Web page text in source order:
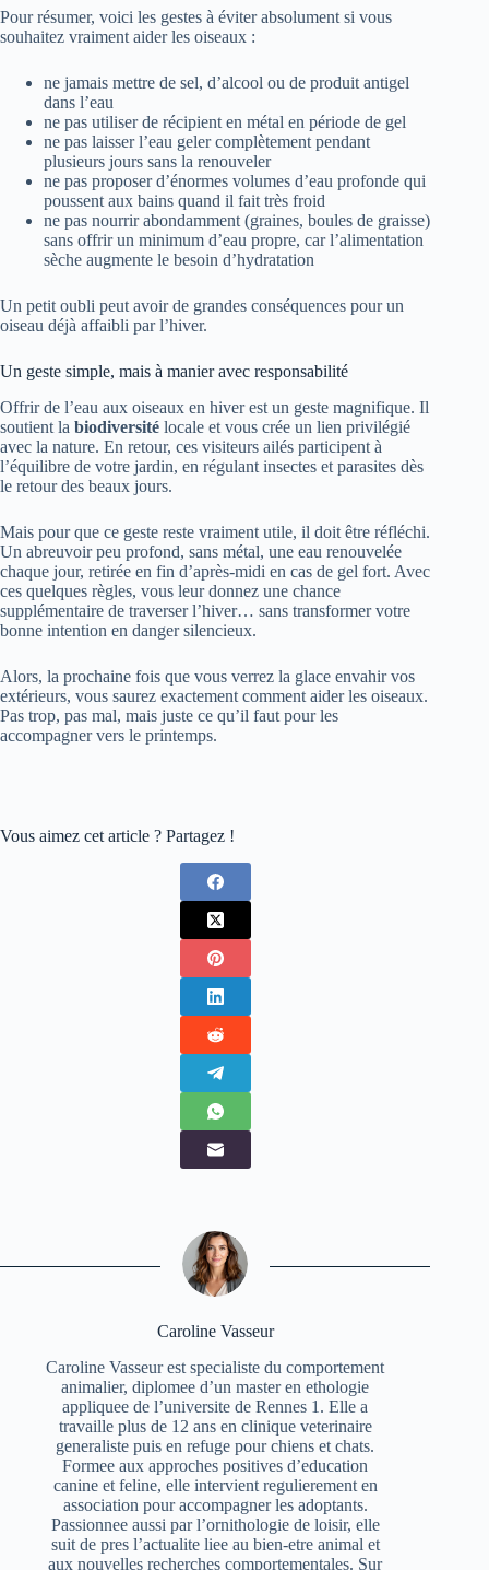
Pour résumer, voici les gestes à éviter absolument si vous
souhaitez vraiment aider les oiseaux :
ne jamais mettre de sel, d’alcool ou de produit antigel
dans l’eau
ne pas utiliser de récipient en métal en période de gel
ne pas laisser l’eau geler complètement pendant
plusieurs jours sans la renouveler
ne pas proposer d’énormes volumes d’eau profonde qui
poussent aux bains quand il fait très froid
ne pas nourrir abondamment (graines, boules de graisse)
sans offrir un minimum d’eau propre, car l’alimentation
sèche augmente le besoin d’hydratation
Un petit oubli peut avoir de grandes conséquences pour un
oiseau déjà affaibli par l’hiver.
Un geste simple, mais à manier avec responsabilité
Offrir de l’eau aux oiseaux en hiver est un geste magnifique. Il
soutient la biodiversité locale et vous crée un lien privilégié
avec la nature. En retour, ces visiteurs ailés participent à
l’équilibre de votre jardin, en régulant insectes et parasites dès
le retour des beaux jours.
Mais pour que ce geste reste vraiment utile, il doit être réfléchi.
Un abreuvoir peu profond, sans métal, une eau renouvelée
chaque jour, retirée en fin d’après-midi en cas de gel fort. Avec
ces quelques règles, vous leur donnez une chance
supplémentaire de traverser l’hiver… sans transformer votre
bonne intention en danger silencieux.
Alors, la prochaine fois que vous verrez la glace envahir vos
extérieurs, vous saurez exactement comment aider les oiseaux.
Pas trop, pas mal, mais juste ce qu’il faut pour les
accompagner vers le printemps.
Vous aimez cet article ? Partagez !
Caroline Vasseur
Caroline Vasseur est specialiste du comportement
animalier, diplomee d’un master en ethologie
appliquee de l’universite de Rennes 1. Elle a
travaille plus de 12 ans en clinique veterinaire
generaliste puis en refuge pour chiens et chats.
Formee aux approches positives d’education
canine et feline, elle intervient regulierement en
association pour accompagner les adoptants.
Passionnee aussi par l’ornithologie de loisir, elle
suit de pres l’actualite liee au bien-etre animal et
aux nouvelles recherches comportementales. Sur